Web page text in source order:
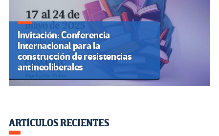
Invitación: Conferencia
Internacional para la
construcción de resistencias
antineoliberales
ARTÍCULOS RECIENTES